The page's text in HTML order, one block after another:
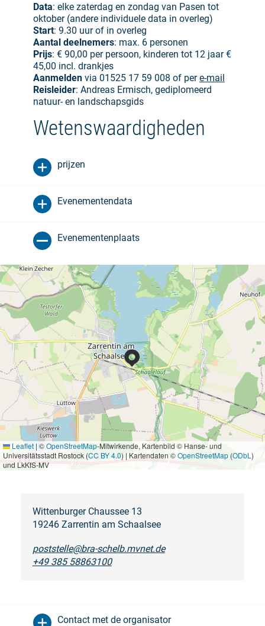
Data: elke zaterdag en zondag van Pasen tot
oktober (andere individuele data in overleg)
Start: 9.30 uur of in overleg
Aantal deelnemers: max. 6 personen
Prijs: € 90,00 per persoon, kinderen tot 12 jaar €
45,00 incl. drankjes
Aanmelden via 01525 17 59 008 of pere-mail
Reisleider: Andreas Ermisch, gediplomeerd
natuur- en landschapsgids
Wetenswaardigheden
prijzen
Evenementendata
Evenementenplaats
Leaflet | ©OpenStreetMap-Mitwirkende, Kartenbild © Hanse- und
Universitätsstadt Rostock (CC BY 4.0) | Kartendaten ©OpenStreetMap (ODbL )
und LkKfS-MV
Wittenburger Chaussee 13
19246 Zarrentin am Schaalsee
poststelle@bra-schelb.mvnet.de
+49 385 58863100
Contact met de organisator